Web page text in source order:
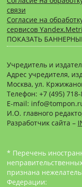
связи
Согласие на
сервисов
ПОКАЗАТЬ
Учредитель и
Адрес учредителя,
Москва, ул.
Телефон: +7 (495) 718-
E-mail:
И.О. главного
Разработчик сайта –
* Перечень
признана
Федерации: